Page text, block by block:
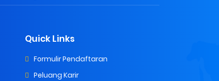
Quick Links
Formulir Pendaftaran
Peluang Karir